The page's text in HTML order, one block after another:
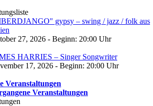
gypsy – swing / jazz / folk aus
27, 2026 - Beginn: 20:00 Uhr
HARRIES – Singer Songwriter
17, 2026 - Beginn: 20:00 Uhr
Veranstaltungen
Veranstaltungen